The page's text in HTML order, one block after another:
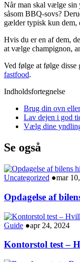
Når man skal vælge sin
såsom BBQ-sovs?
gælder typisk kun dem,
Hvis du er en af dem,
at vælge champignon,
Ved følge at følge disse
fastfood.
Indholdsfortegnelse
Brug din ovn
Lav dejen i god
Vælg dine
Se også
Uncategorized ●mar
Opdagelse af
Guide ●apr 24, 2024
Kontorstol test –